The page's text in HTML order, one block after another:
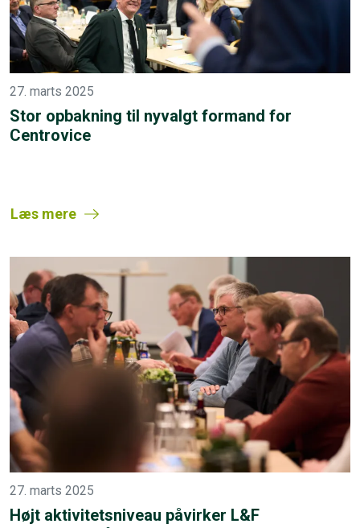
27. marts 2025
Stor opbakning til nyvalgt formand for
Centrovice
Læs mere
27. marts 2025
Højt aktivitetsniveau påvirker L&F